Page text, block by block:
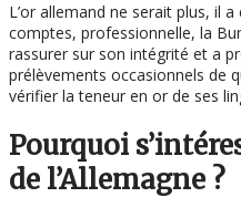
L’or allemand ne serait plus, il
comptes, professionnelle, la
rassurer sur son intégrité et a
prélèvements occasionnels de
vérifier la teneur en or de ses
Pourquoi
de l’Allemagne ?